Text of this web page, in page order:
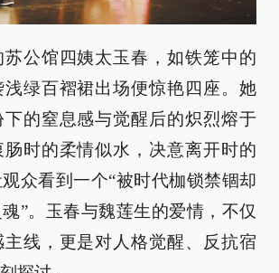
公馆四姨太玉春，如铁笼中的
绿百褶裙出场便惊艳四座。她
的窒息感与觉醒后的炽烈熔于
时的柔情似水，决意离开时的
众看到一个“被时代枷锁禁锢却
”。玉春与魏莲生的爱情，不仅
线，更是对人格觉醒、反抗宿